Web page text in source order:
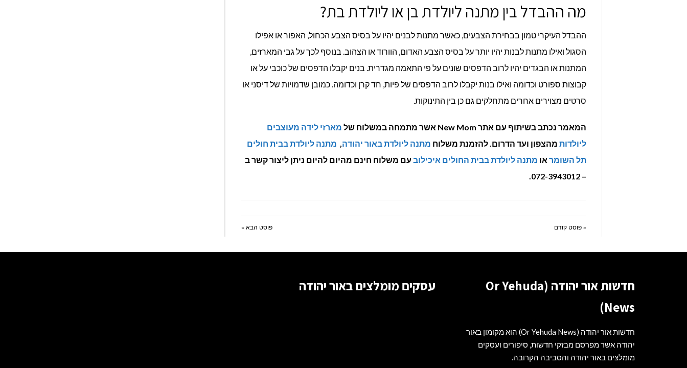
מה ההבדל בין מתנה ליולדת בן או ליולדת בת?
ההבדל העיקרי טמון בבחירת הצבעים, כאשר מתנות לבנים יהיו על בסיס הצבע הכחול, האפור או אפילו
הסגול ואילו מתנות לבנות יהיו יותר על בסיס הצבע האדום, הוורוד או הצהוב. בנוסף לכך על גבי המארזים,
המתנות או הבגדים יהיו לרוב הדפסים שונים על פי התאמה מגדרית. בנים יקבלו הדפסים של כוכבי על או
קבוצות ספורט וכדומה ואילו בנות יקבלו לרוב הדפסים של פיות, חד קרן וכדומה. כמובן שדמויות של דיסני או
סרטים מצוירים אחרים מתחלקים גם כן בין התינוקות.
המאמר נכתב בשיתוף עם אתר New Mom אשר מתמחה במשלוח של
מארזי לידה מעוצבים
ליולדות מהצפון ועד הדרום. להזמנת משלוח מתנה ליולדת באור יהודה, מתנה ליולדת בבית חולים
תל השומר או מתנה ליולדת בבית החולים איכילוב עם משלוח חינם מהיום להיום ניתן ליצור קשר ב
– 072-3943012.
« פוסט קודם פוסט הבא »
חדשות אור יהודה (Or Yehuda
News)
חדשות אור יהודה (Or Yehuda News) הוא מקומון באור
יהודה אשר מפרסם מבזקי חדשות, סיפורים ועסקים
מומלצים באור יהודה והסביבה הקרובה.
עסקים מומלצים באור יהודה